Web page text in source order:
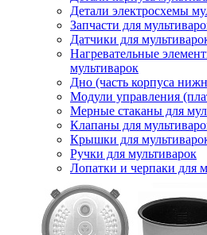
Детали электросхемы
Запчасти для
Датчики для
Нагревательные
мультиварок
Дно (часть корпуса
Модули управления
Мерные стаканы для
Клапаны для
Крышки для
Ручки для мультиварок
Лопатки и черпаки для